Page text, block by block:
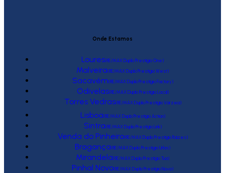
Onde Estamos
Loures(RE/MAX Duplo Prestígio One)
Malveira(RE/MAX Duplo Prestígio West)
Sacavém(RE/MAX Duplo Prestígio Factory)
Odivelas(RE/MAX Duplo Prestígio Local)
Torres Vedras(RE/MAX Duplo Prestígio Várzea)
Lisboa(RE/MAX Duplo Prestígio Action)
Sintra(RE/MAX Duplo Prestígio Link)
Venda do Pinheiro(RE/MAX Duplo Prestígio Raízes)
Bragança(RE/MAX Duplo Prestígio Urbis)
Mirandela(RE/MAX Duplo Prestígio Tua)
Pinhal Novo(RE/MAX Duplo Prestígio Novo)